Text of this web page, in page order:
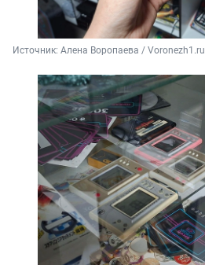
Источник: Алена Воропаева / Voronezh1.ru